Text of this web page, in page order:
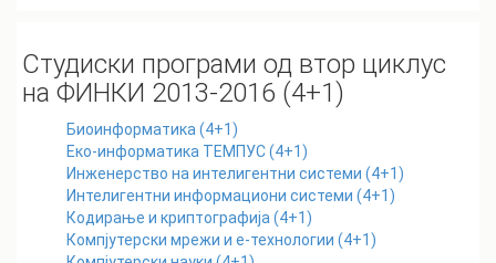
Студиски програми од втор циклус
на ФИНКИ 2013-2016 (4+1)
Биоинформатика (4+1)
Еко-информатика ТЕМПУС (4+1)
Инженерство на интелигентни системи (4+1)
Интелигентни информациони системи (4+1)
Кодирање и криптографија (4+1)
Компјутерски мрежи и е-технологии (4+1)